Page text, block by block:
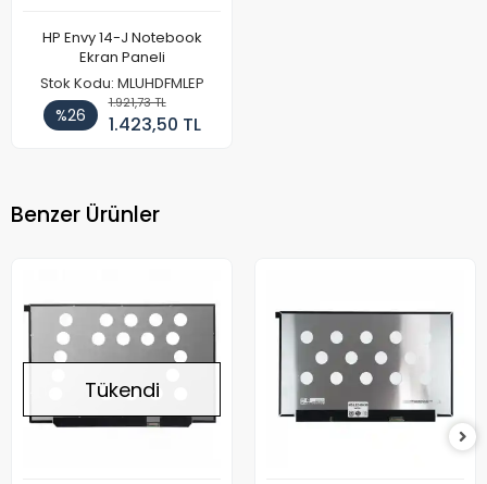
HP Envy 14-J Notebook
Ekran Paneli
Stok Kodu: MLUHDFMLEP
%26
1.921,73 TL
1.423,50 TL
Benzer Ürünler
Tükendi